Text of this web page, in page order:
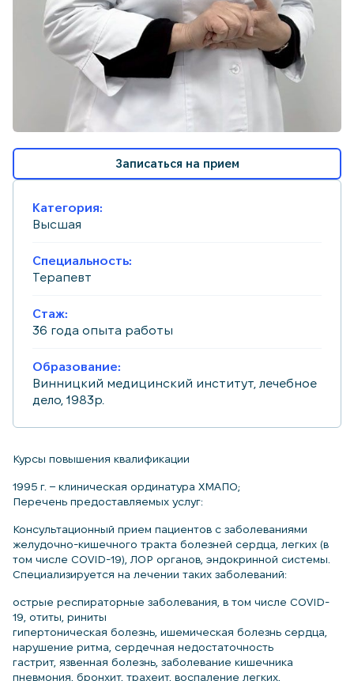
Категория:
Высшая
Специальность:
Терапевт
Стаж:
36 года опыта работы
Образование:
Винницкий медицинский институт, лечебное
дело, 1983р.
Курсы повышения квалификации
1995 г. – клиническая ординатура ХМАПО;
Перечень предоставляемых услуг:
Консультационный прием пациентов с заболеваниями
желудочно-кишечного тракта болезней сердца, легких (в
том числе COVID-19), ЛОР органов, эндокринной системы.
Специализируется на лечении таких заболеваний:
острые респираторные заболевания, в том числе COVID-
19, отиты, риниты
гипертоническая болезнь, ишемическая болезнь сердца,
нарушение ритма, сердечная недостаточность
гастрит, язвенная болезнь, заболевание кишечника
пневмония, бронхит, трахеит, воспаление легких,
Записаться на прием